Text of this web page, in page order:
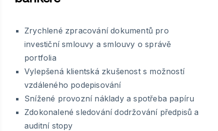
Zrychlené zpracování dokumentů pro
investiční smlouvy a smlouvy o správě
portfolia
Vylepšená klientská zkušenost s možností
vzdáleného podepisování
Snížené provozní náklady a spotřeba papíru
Zdokonalené sledování dodržování předpisů a
auditní stopy